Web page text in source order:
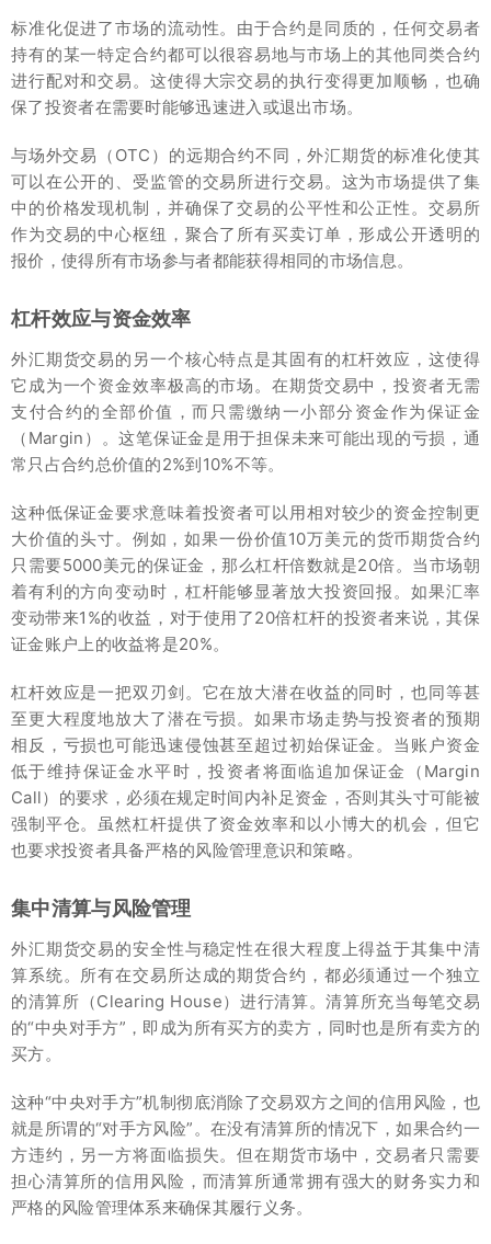
标准化促进了市场的流动性。由于合约是同质的，任何交易者
持有的某一特定合约都可以很容易地与市场上的其他同类合约
进行配对和交易。这使得大宗交易的执行变得更加顺畅，也确
保了投资者在需要时能够迅速进入或退出市场。
与场外交易（OTC）的远期合约不同，外汇期货的标准化使其
可以在公开的、受监管的交易所进行交易。这为市场提供了集
中的价格发现机制，并确保了交易的公平性和公正性。交易所
作为交易的中心枢纽，聚合了所有买卖订单，形成公开透明的
报价，使得所有市场参与者都能获得相同的市场信息。
杠杆效应与资金效率
外汇期货交易的另一个核心特点是其固有的杠杆效应，这使得
它成为一个资金效率极高的市场。在期货交易中，投资者无需
支付合约的全部价值，而只需缴纳一小部分资金作为保证金
（Margin）。这笔保证金是用于担保未来可能出现的亏损，通
常只占合约总价值的2%到10%不等。
这种低保证金要求意味着投资者可以用相对较少的资金控制更
大价值的头寸。例如，如果一份价值10万美元的货币期货合约
只需要5000美元的保证金，那么杠杆倍数就是20倍。当市场朝
着有利的方向变动时，杠杆能够显著放大投资回报。如果汇率
变动带来1%的收益，对于使用了20倍杠杆的投资者来说，其保
证金账户上的收益将是20%。
杠杆效应是一把双刃剑。它在放大潜在收益的同时，也同等甚
至更大程度地放大了潜在亏损。如果市场走势与投资者的预期
相反，亏损也可能迅速侵蚀甚至超过初始保证金。当账户资金
低于维持保证金水平时，投资者将面临追加保证金（Margin
Call）的要求，必须在规定时间内补足资金，否则其头寸可能被
强制平仓。虽然杠杆提供了资金效率和以小博大的机会，但它
也要求投资者具备严格的风险管理意识和策略。
集中清算与风险管理
外汇期货交易的安全性与稳定性在很大程度上得益于其集中清
算系统。所有在交易所达成的期货合约，都必须通过一个独立
的清算所（Clearing House）进行清算。清算所充当每笔交易
的“中央对手方”，即成为所有买方的卖方，同时也是所有卖方的
买方。
这种“中央对手方”机制彻底消除了交易双方之间的信用风险，也
就是所谓的“对手方风险”。在没有清算所的情况下，如果合约一
方违约，另一方将面临损失。但在期货市场中，交易者只需要
担心清算所的信用风险，而清算所通常拥有强大的财务实力和
严格的风险管理体系来确保其履行义务。